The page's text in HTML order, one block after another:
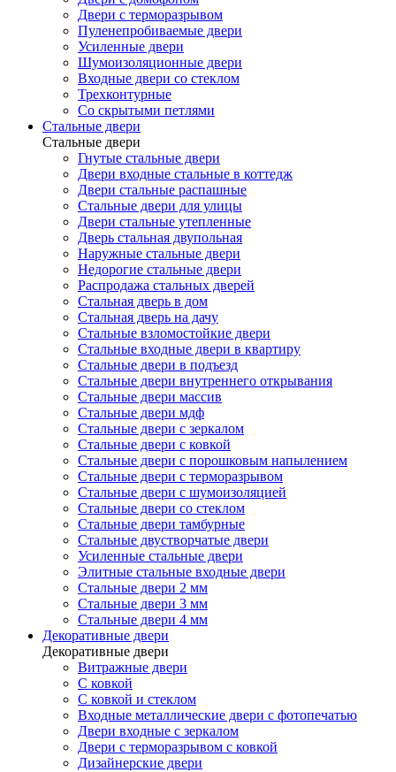
Двери с терморазрывом
Пуленепробиваемые двери
Усиленные двери
Шумоизоляционные двери
Входные двери со стеклом
Трехконтурные
Со скрытыми петлями
Стальные двери
Стальные двери
Гнутые стальные двери
Двери входные стальные в коттедж
Двери стальные распашные
Стальные двери для улицы
Двери стальные утепленные
Дверь стальная двупольная
Наружные стальные двери
Недорогие стальные двери
Распродажа стальных дверей
Стальная дверь в дом
Стальная дверь на дачу
Стальные взломостойкие двери
Стальные входные двери в квартиру
Стальные двери в подъезд
Стальные двери внутреннего открывания
Стальные двери массив
Стальные двери мдф
Стальные двери с зеркалом
Стальные двери с ковкой
Стальные двери с порошковым напылением
Стальные двери с терморазрывом
Стальные двери с шумоизоляцией
Стальные двери со стеклом
Стальные двери тамбурные
Стальные двустворчатые двери
Усиленные стальные двери
Элитные стальные входные двери
Стальные двери 2 мм
Стальные двери 3 мм
Стальные двери 4 мм
Декоративные двери
Декоративные двери
Витражные двери
С ковкой
С ковкой и стеклом
Входные металлические двери с фотопечатью
Двери входные с зеркалом
Двери с терморазрывом с ковкой
Дизайнерские двери